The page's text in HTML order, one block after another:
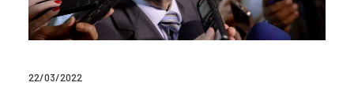
22/03/2022